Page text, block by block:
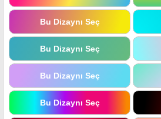
Bu Dizaynı Seç
Bu Dizaynı Seç
Bu Dizaynı Seç
Bu Dizaynı Seç